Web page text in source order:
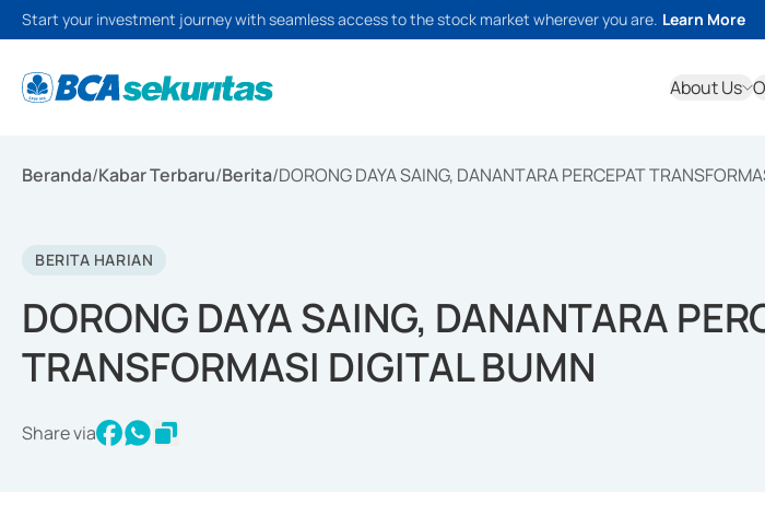
Start your investment journey with seamless access to the stock market wherever you are. Learn More
About Us
Beranda/Kabar Terbaru/Berita/DORONG DAYA SAING, DANANTARA PERCEPAT
BERITA HARIAN
DORONG DAYA SAING, DANANTARA
TRANSFORMASI DIGITAL BUMN
Share via